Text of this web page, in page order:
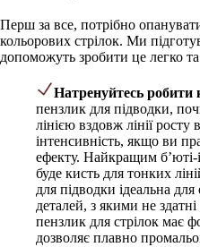
Перш за все, потрібно
кольорових стрілок. Ми
допоможуть зробити це легко
Натренуйтесь робити
пензлик для підводки,
лінією вздовж лінії
інтенсивність, якщо ви
ефекту. Найкращим б’юті-
буде кисть для тонких
для підводки ідеальна
деталей, з якими не
пензлик для стрілок має
дозволяє плавно